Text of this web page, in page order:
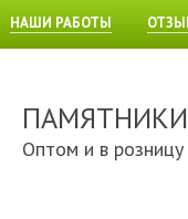
НАШИ РАБОТЫ
ПАМЯТНИКИ
Оптом и в розницу